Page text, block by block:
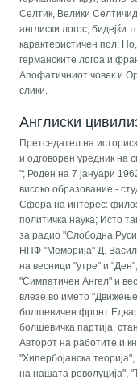
Селтик, Велики
англиски логос, бидејќи
карактеристичен пол.
германските логоа и
Апофатичниот човек и
слики.
Англиски
Претседател на
и одговорен уредник на
"; Роден на 7 јануари
високо образование -
Сфера на интерес:
политичка наука; Исто
за радио "Слободна
НПФ "Меморија" Д.
на весници "утре" и
"Симпатичен Ангел" и
влезе во името
болшевичен фронт
болшевичка партија,
Авторот на работите и
"Хипербојанска
на нашата револуција",